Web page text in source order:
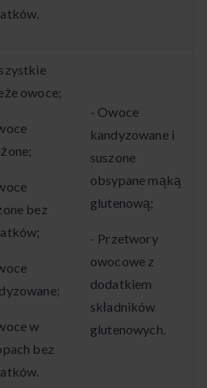
owoce;
bez
w
bez
- Owoce
kandyzowane i
suszone
obsypane mąką
glutenową;
- Przetwory
owocowe z
dodatkiem
składników
glutenowych.